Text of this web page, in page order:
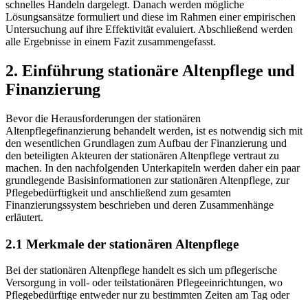
schnelles Handeln dargelegt. Danach werden mögliche
Lösungsansätze formuliert und diese im Rahmen einer empirischen
Untersuchung auf ihre Effektivität evaluiert. Abschließend werden
alle Ergebnisse in einem Fazit zusammengefasst.
2. Einführung stationäre Altenpflege und
Finanzierung
Bevor die Herausforderungen der stationären
Altenpflegefinanzierung behandelt werden, ist es notwendig sich mit
den wesentlichen Grundlagen zum Aufbau der Finanzierung und
den beteiligten Akteuren der stationären Altenpflege vertraut zu
machen. In den nachfolgenden Unterkapiteln werden daher ein paar
grundlegende Basisinformationen zur stationären Altenpflege, zur
Pflegebedürftigkeit und anschließend zum gesamten
Finanzierungssystem beschrieben und deren Zusammenhänge
erläutert.
2.1 Merkmale der stationären Altenpflege
Bei der stationären Altenpflege handelt es sich um pflegerische
Versorgung in voll- oder teilstationären Pflegeeinrichtungen, wo
Pflegebedürftige entweder nur zu bestimmten Zeiten am Tag oder